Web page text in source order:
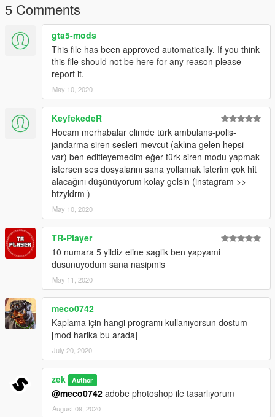
5 Comments
gta5-mods
This file has been approved automatically. If you think
this file should not be here for any reason please
report it.
May 10, 2020
KeyfekedeR
Hocam merhabalar elimde türk ambulans-polis-
jandarma siren sesleri mevcut (aklına gelen hepsi
var) ben editleyemedim eğer türk siren modu yapmak
istersen ses dosyalarını sana yollamak isterim çok hit
alacağını düşünüyorum kolay gelsin (instagram >>
htzyldrm )
May 10, 2020
TR-Player
10 numara 5 yildiz eline saglik ben yapyami
dusunuyodum sana nasipmis
May 11, 2020
meco0742
Kaplama için hangi programı kullanıyorsun dostum
[mod harika bu arada]
July 20, 2020
zek Author
@meco0742 adobe photoshop ile tasarlıyorum
August 09, 2020